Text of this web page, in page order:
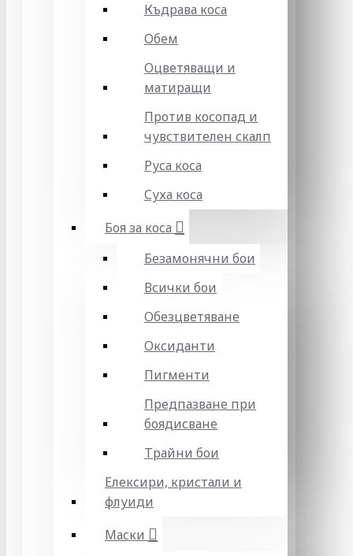
Къдрава коса
Обем
Оцветяващи и
матиращи
Против косопад и
чувствителен скалп
Руса коса
Суха коса
Боя за коса
Безамонячни бои
Всички бои
Обезцветяване
Оксиданти
Пигменти
Предпазване при
боядисване
Трайни бои
Елексири, кристали и
флуиди
Маски